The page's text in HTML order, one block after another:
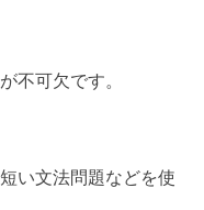
不可欠です。
い文法問題などを使